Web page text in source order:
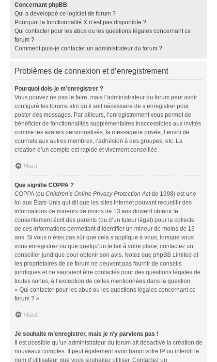
Concernant phpBB
Qui a développé ce logiciel de forum ?
Pourquoi la fonctionnalité X n’est pas disponible ?
Qui contacter pour les abus ou les questions légales concernant ce
forum ?
Comment puis-je contacter un administrateur du forum ?
Problèmes de connexion et d’enregistrement
Pourquoi dois-je m’enregistrer ?
Vous pouvez ne pas le faire, mais l’administrateur du forum peut avoir
configuré les forums afin qu’il soit nécessaire de s’enregistrer pour
poster des messages. Par ailleurs, l’enregistrement vous permet de
bénéficier de fonctionnalités supplémentaires inaccessibles aux invités
comme les avatars personnalisés, la messagerie privée, l’envoi de
courriels aux autres membres, l’adhésion à des groupes, etc. La
création d’un compte est rapide et vivement conseillée.
Haut
Que signifie COPPA ?
COPPA (ou Children’s Online Privacy Protection Actde 1998) est une
loi aux États-Unis qui dit que les sites Internet pouvant recueillir des
informations de mineurs de moins de 13 ans doivent obtenir le
consentement écrit des parents (ou d’un tuteur légal) pour la collecte
de ces informations permettant d’identifier un mineur de moins de 13
ans. Si vous n’êtes pas sûr que cela s’applique à vous, lorsque vous
vous enregistrez ou que quelqu’un le fait à votre place, contactez un
conseiller juridique pour obtenir son avis. Notez que phpBB Limited et
les propriétaires de ce forum ne peuvent pas fournir de conseils
juridiques et ne sauraient être contactés pour des questions légales de
toutes sortes, à l’exception de celles mentionnées dans la question
« Qui contacter pour les abus ou les questions légales concernant ce
forum ? ».
Haut
Je souhaite m’enregistrer, mais je n’y parviens pas !
Il est possible qu’un administrateur du forum ait désactivé la création de
nouveaux comptes. Il peut également avoir banni votre IP ou interdit le
nom d’utilisateur que vous souhaitez utiliser. Contactez un